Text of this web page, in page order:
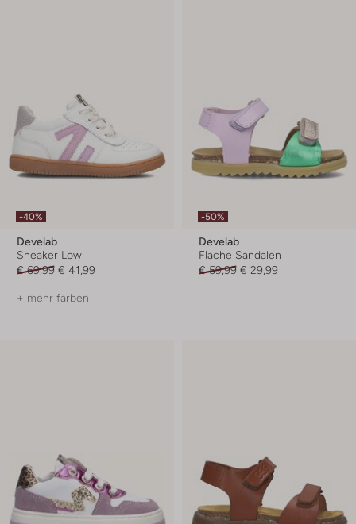
-40%
Develab
Sneaker Low
€ 69,99 € 41,99
+ mehr farben
-50%
Develab
Flache Sandalen
€ 59,99 € 29,99